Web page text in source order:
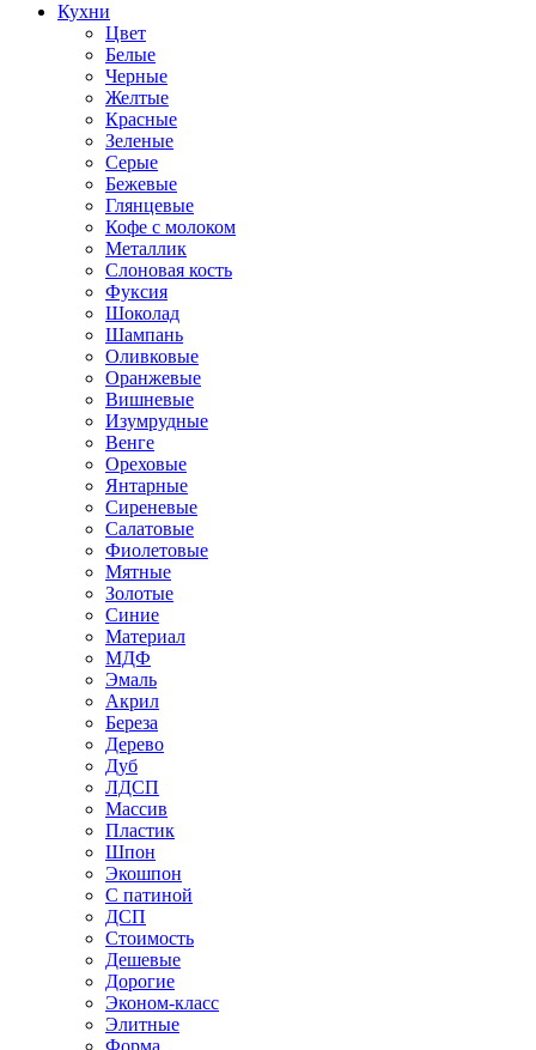
Кухни
Цвет
Белые
Черные
Желтые
Красные
Зеленые
Серые
Бежевые
Глянцевые
Кофе с молоком
Металлик
Слоновая кость
Фуксия
Шоколад
Шампань
Оливковые
Оранжевые
Вишневые
Изумрудные
Венге
Ореховые
Янтарные
Сиреневые
Салатовые
Фиолетовые
Мятные
Золотые
Синие
Материал
МДФ
Эмаль
Акрил
Береза
Дерево
Дуб
ЛДСП
Массив
Пластик
Шпон
Экошпон
С патиной
ДСП
Стоимость
Дешевые
Дорогие
Эконом-класс
Элитные
Форма